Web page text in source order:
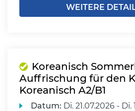
WEITERE
Koreanisch
Auffrischung für den
Koreanisch A2/B1
Datum: Di. 21.07.2026 - Di.